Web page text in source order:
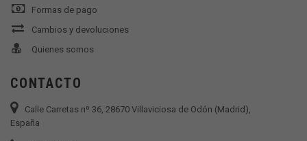
Formas de pago
Cambios y devoluciones
Quienes somos
CONTACTO
Calle Carretas nº 36, 28670 Villaviciosa de Odón (Madrid),
España